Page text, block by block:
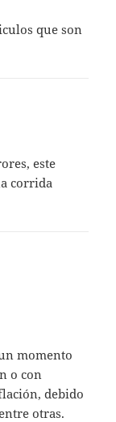
que son
este
corrida
momento
o con
debido
otras.